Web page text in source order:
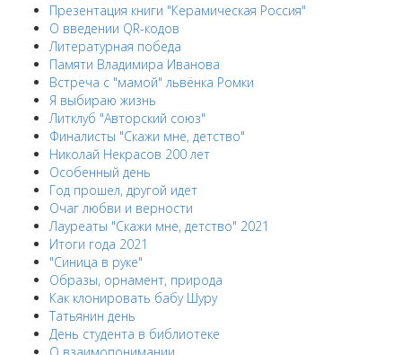
Презентация книги "Керамическая Россия"
О введении QR-кодов
Литературная победа
Памяти Владимира Иванова
Встреча с "мамой" львёнка Ромки
Я выбираю жизнь
Литклуб "Авторский союз"
Финалисты "Скажи мне, детство"
Николай Некрасов 200 лет
Особенный день
Год прошел, другой идет
Очаг любви и верности
Лауреаты "Скажи мне, детство" 2021
Итоги года 2021
"Синица в руке"
Образы, орнамент, природа
Как клонировать бабу Шуру
Татьянин день
День студента в библиотеке